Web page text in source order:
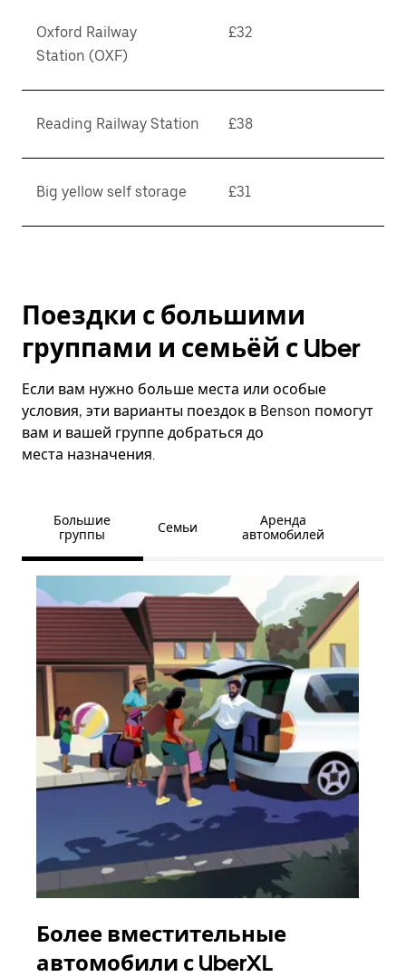
Oxford Railway
Station (OXF)
£32
Reading Railway Station £38
Big yellow self storage £31
Поездки с большими
группами и семьёй с Uber
Если вам нужно больше места или особые
условия, эти варианты поездок в Benson помогут
вам и вашей группе добраться до
места назначения.
Большие
группы
Семьи
Аренда
автомобилей
Более вместительные
автомобили с UberXL